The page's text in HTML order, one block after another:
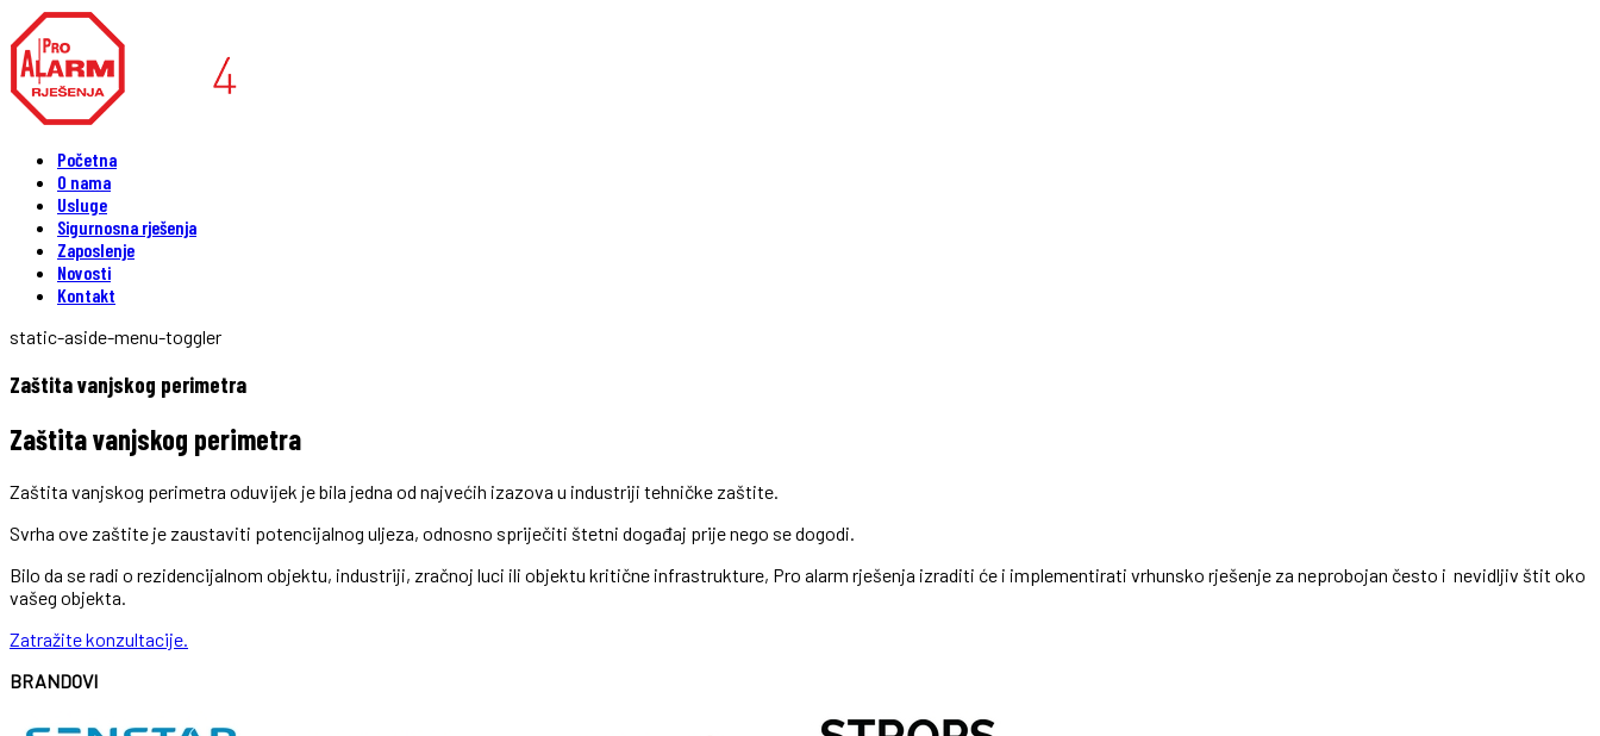
Početna
O nama
Usluge
Sigurnosna rješenja
Zaposlenje
Novosti
Kontakt
static-aside-menu-toggler
Zaštita vanjskog perimetra
Zaštita vanjskog perimetra
Zaštita vanjskog perimetra oduvijek je bila jedna od najvećih izazova u industriji tehničke zaštite.
Svrha ove zaštite je zaustaviti potencijalnog uljeza, odnosno spriječiti štetni događaj prije nego se dogodi.
Bilo da se radi o rezidencijalnom objektu, industriji, zračnoj luci ili objektu kritične infrastrukture, Pro alarm rješenja izraditi će i implementirati vrhunsko rješenje za neprobojan često i nevidljiv štit oko
vašeg objekta.
Zatražite konzultacije.
BRANDOVI